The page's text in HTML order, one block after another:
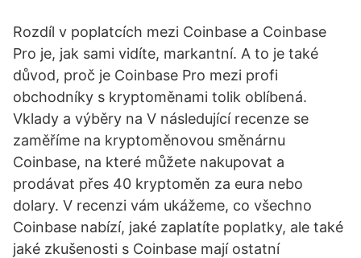
Rozdíl v poplatcích mezi Coinbase a Coinbase
Pro je, jak sami vidíte, markantní. A to je také
důvod, proč je Coinbase Pro mezi profi
obchodníky s kryptoměnami tolik oblíbená.
Vklady a výběry na V následující recenze se
zaměříme na kryptoměnovou směnárnu
Coinbase, na které můžete nakupovat a
prodávat přes 40 kryptoměn za eura nebo
dolary. V recenzi vám ukážeme, co všechno
Coinbase nabízí, jaké zaplatíte poplatky, ale také
jaké zkušenosti s Coinbase mají ostatní